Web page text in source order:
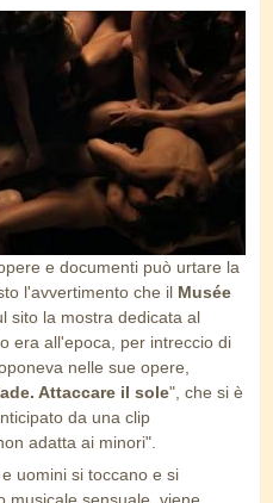
e documenti può urtare la
l'avvertimento che il Musée
sito la mostra dedicata al
era all'epoca, per intreccio di
nelle sue opere,
Attaccare il sole", che si è
da una clip
adatta ai minori".
uomini si toccano e si